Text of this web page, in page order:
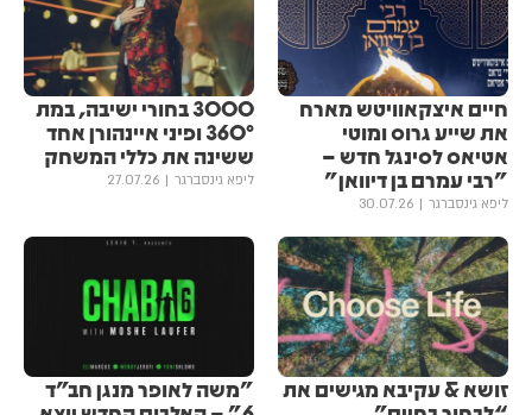
חיים איצקאוויטש מארח
את שייע גרוס ומוטי
אטיאס לסינגל חדש –
"רבי עמרם בן דיוואן"
ליפא גינסברגר 30.07.26
3000 בחורי ישיבה, במת
360° ופיני איינהורן אחד
ששינה את כללי המשחק
ליפא גינסברגר 27.07.26
זושא & עקיבא מגישים את ​​
"משה לאופר מנגן חב״ד